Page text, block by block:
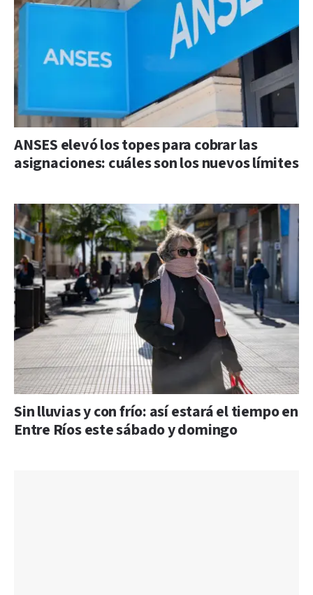
ANSES elevó los topes para cobrar las
asignaciones: cuáles son los nuevos límites
Sin lluvias y con frío: así estará el tiempo en
Entre Ríos este sábado y domingo